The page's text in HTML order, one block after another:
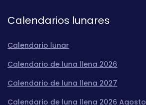
Calendarios lunares
Calendario lunar
Calendario de luna llena 2026
Calendario de luna llena 2027
Calendario de luna llena 2026 Agosto